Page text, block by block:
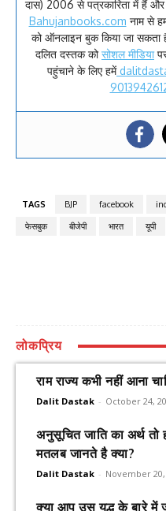
दास) 2006 से पत्रकारिता में हैं और
Bahujanbooks.com नाम से
को ऑनलाइन बुक किया जा सकता
दलित दस्तक कोसोशल मीडिया
पहुंचाने के लिए हमें
TAGS BJP facebook
फेसबुक
बीजेपी भारत यूपी
लोकप्रिय
राम राज्य कभी नहीं आना
Dalit Dastak - October 24,
अनुसूचित जाति का अर्थ
मतलब जानते है क्या?
Dalit Dastak - November 20,
क्या आप उस युद्ध के बारे